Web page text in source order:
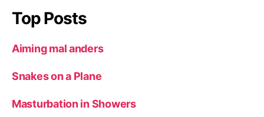
Top Posts
Aiming mal anders
Snakes on a Plane
Masturbation in Showers